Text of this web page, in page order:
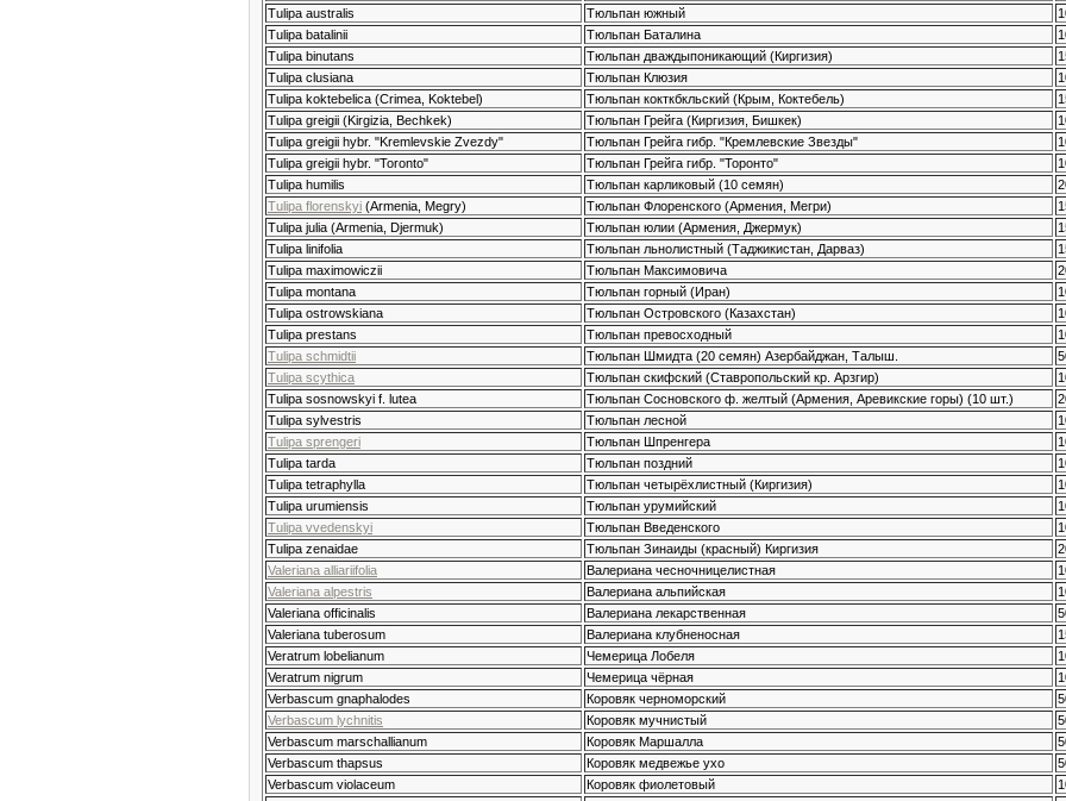
Tulipa australis
Тюльпан южный
Tulipa batalinii
Тюльпан Баталина
Tulipa binutans
Тюльпан дваждыпоникающий (Киргизия)
Tulipa clusiana
Тюльпан Клюзия
Tulipa koktebelica (Crimea, Koktebel)
Тюльпан кокткбкльский (Крым, Коктебель)
Tulipa greigii (Kirgizia, Bechkek)
Тюльпан Грейга (Киргизия, Бишкек)
Tulipa greigii hybr. "Kremlevskie Zvezdy"
Тюльпан Грейга гибр. "Кремлевские Звезды"
Tulipa greigii hybr. "Toronto"
Тюльпан Грейга гибр. "Торонто"
Tulipa humilis
Тюльпан карликовый (10 семян)
Tulipa florenskyi (Armenia, Megry) Тюльпан Флоренского (Армения, Мегри)
Tulipa julia (Armenia, Djermuk)
Тюльпан юлии (Армения, Джермук)
Tulipa linifolia
Тюльпан льнолистный (Таджикистан, Дарваз)
Tulipa maximowiczii
Тюльпан Максимовича
Tulipa montana
Тюльпан горный (Иран)
Tulipa ostrowskiana
Тюльпан Островского (Казахстан)
Tulipa prestans
Тюльпан превосходный
Tulipa schmidtii Тюльпан Шмидта (20 семян) Азербайджан, Талыш.
Tulipa scythica
Тюльпан скифский (Ставропольский кр. Арзгир)
Tulipa sosnowskyi f. lutea
Тюльпан Сосновского ф. желтый (Армения, Аревикские горы) (10 шт.)
Tulipa sylvestris
Тюльпан лесной
Tulipa sprengeri
Тюльпан Шпренгера
Tulipa tarda
Тюльпан поздний
Tulipa tetraphylla
Тюльпан четырёхлистный (Киргизия)
Tulipa urumiensis
Тюльпан урумийский
Tulipa vvedenskyi
Тюльпан Введенского
Tulipa zenaidae
Тюльпан Зинаиды (красный) Киргизия
Valeriana alliariifolia
Валериана чесночницелистная
Valeriana alpestris
Валериана альпийская
Valeriana officinalis
Валериана лекарственная
Valeriana tuberosum
Валериана клубненосная
Veratrum lobelianum
Чемерица Лобеля
Veratrum nigrum
Чемерица чёрная
Verbascum gnaphalodes
Коровяк черноморский
Verbascum lychnitis
Коровяк мучнистый
Verbascum marschallianum
Коровяк Маршалла
Verbascum thapsus
Коровяк медвежье ухо
Verbascum violaceum
Коровяк фиолетовый